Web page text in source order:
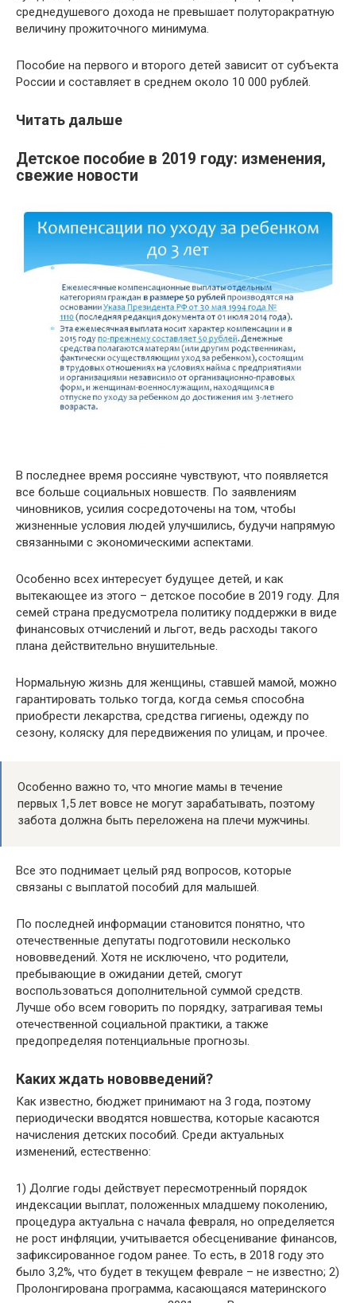
среднедушевого дохода не превышает полуторакратную
величину прожиточного минимума.
Пособие на первого и второго детей зависит от субъекта
России и составляет в среднем около 10 000 рублей.
Читать дальше
Детское пособие в 2019 году: изменения,
свежие новости
В последнее время россияне чувствуют, что появляется
все больше социальных новшеств. По заявлениям
чиновников, усилия сосредоточены на том, чтобы
жизненные условия людей улучшились, будучи напрямую
связанными с экономическими аспектами.
Особенно всех интересует будущее детей, и как
вытекающее из этого – детское пособие в 2019 году. Для
семей страна предусмотрела политику поддержки в виде
финансовых отчислений и льгот, ведь расходы такого
плана действительно внушительные.
Нормальную жизнь для женщины, ставшей мамой, можно
гарантировать только тогда, когда семья способна
приобрести лекарства, средства гигиены, одежду по
сезону, коляску для передвижения по улицам, и прочее.
Особенно важно то, что многие мамы в течение
первых 1,5 лет вовсе не могут зарабатывать, поэтому
забота должна быть переложена на плечи мужчины.
Все это поднимает целый ряд вопросов, которые
связаны с выплатой пособий для малышей.
По последней информации становится понятно, что
отечественные депутаты подготовили несколько
нововведений. Хотя не исключено, что родители,
пребывающие в ожидании детей, смогут
воспользоваться дополнительной суммой средств.
Лучше обо всем говорить по порядку, затрагивая темы
отечественной социальной практики, а также
предопределяя потенциальные прогнозы.
Каких ждать нововведений?
Как известно, бюджет принимают на 3 года, поэтому
периодически вводятся новшества, которые касаются
начисления детских пособий. Среди актуальных
изменений, естественно:
1) Долгие годы действует пересмотренный порядок
индексации выплат, положенных младшему поколению,
процедура актуальна с начала февраля, но определяется
не рост инфляции, учитывается обесценивание финансов,
зафиксированное годом ранее. То есть, в 2018 году это
было 3,2%, что будет в текущем феврале – не известно; 2)
Пролонгирована программа, касающаяся материнского